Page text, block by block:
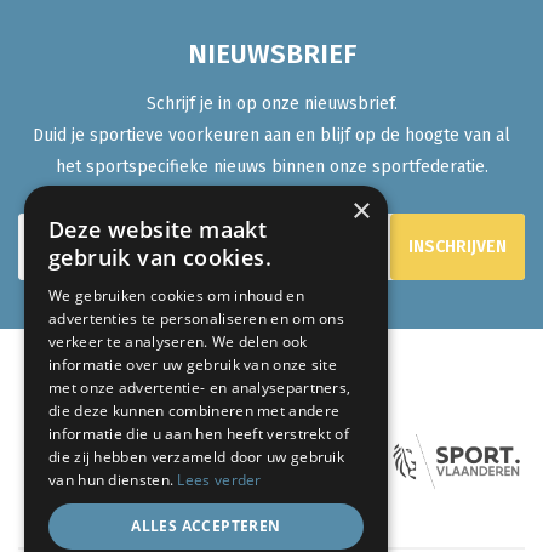
NIEUWSBRIEF
Schrijf je in op onze nieuwsbrief.
Duid je sportieve voorkeuren aan en blijf op de hoogte van al
het sportspecifieke nieuws binnen onze sportfederatie.
ONZE PARTNERS:
×
Deze website maakt
gebruik van cookies.
We gebruiken cookies om inhoud en
advertenties te personaliseren en om ons
verkeer te analyseren. We delen ook
informatie over uw gebruik van onze site
met onze advertentie- en analysepartners,
die deze kunnen combineren met andere
informatie die u aan hen heeft verstrekt of
die zij hebben verzameld door uw gebruik
van hun diensten. Lees verder
ALLES ACCEPTEREN